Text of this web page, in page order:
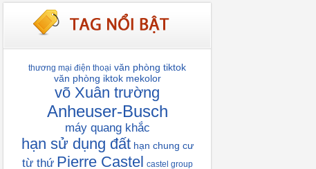
thương mại điện thoại văn phòng tiktok
văn phòng iktok mekolor
võ Xuân trường
Anheuser-Busch
máy quang khắc
hạn sử dụng đất hạn chung cư
từ thứ Pierre Castel castel group